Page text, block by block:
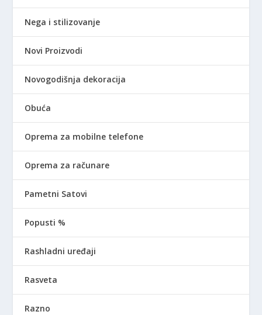
Nega i stilizovanje
Novi Proizvodi
Novogodišnja dekoracija
Obuća
Oprema za mobilne telefone
Oprema za računare
Pametni Satovi
Popusti %
Rashladni uređaji
Rasveta
Razno